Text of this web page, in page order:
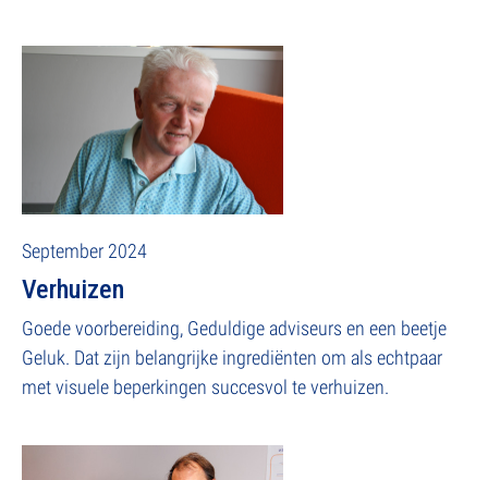
September 2024
Verhuizen
Goede voorbereiding, Geduldige adviseurs en een beetje
Geluk. Dat zijn belangrijke ingrediënten om als echtpaar
met visuele beperkingen succesvol te verhuizen.